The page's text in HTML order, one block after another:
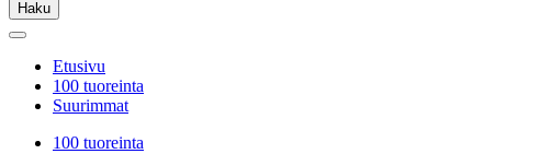
Haku
Etusivu
100 tuoreinta
Suurimmat
100 tuoreinta